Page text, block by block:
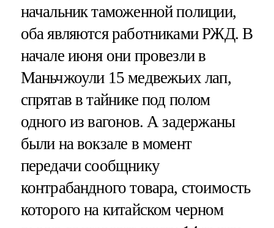
начальник таможенной полиции,
оба являются работниками РЖД. В
начале июня они провезли в
Маньчжоули 15 медвежьих лап,
спрятав в тайнике под полом
одного из вагонов. А задержаны
были на вокзале в момент
передачи сообщнику
контрабандного товара, стоимость
которого на китайском черном